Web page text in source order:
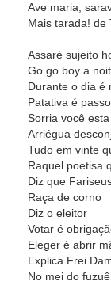
Ave maria,
Mais tarada! de
Assaré sujeito
Go go boy a
Durante o dia é
Patativa é
Sorria você
Arriégua
Tudo em vinte
Raquel poetisa
Diz que
Raça de corno
Diz o eleitor
Votar é
Eleger é abrir
Explica Frei
No mei do